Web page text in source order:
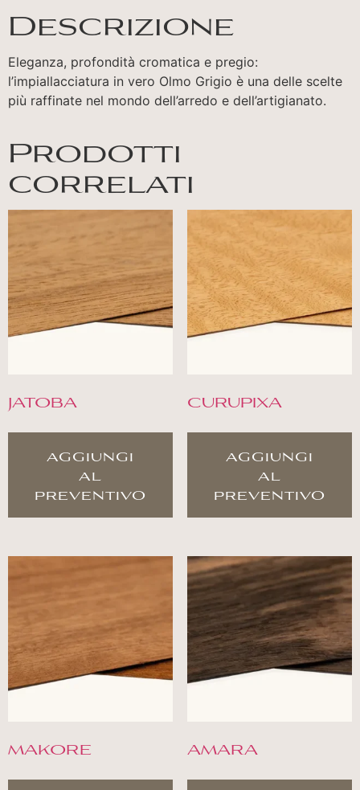
Descrizione
Eleganza, profondità cromatica e pregio:
l’impiallacciatura in vero Olmo Grigio è una delle scelte
più raffinate nel mondo dell’arredo e dell’artigianato.
Prodotti
correlati
JATOBA
aggiungi
al
preventivo
CURUPIXA
aggiungi
al
preventivo
MAKORE AMARA